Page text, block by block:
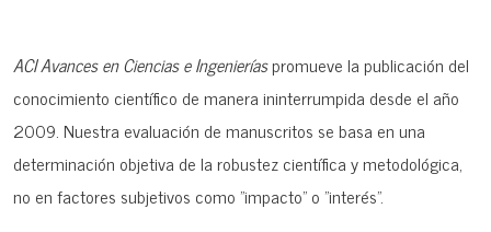
ACI Avances en Ciencias e Ingenieríaspromueve la publicación del
conocimiento científico de manera ininterrumpida desde el año
2009. Nuestra evaluación de manuscritos se basa en una
determinación objetiva de la robustez científica y metodológica,
no en factores subjetivos como "impacto" o "interés".